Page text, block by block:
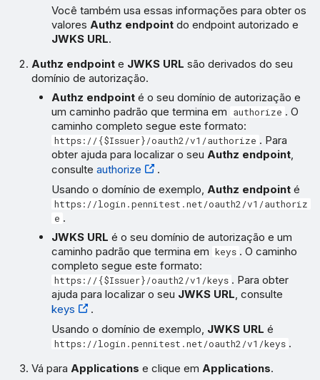
Você também usa essas informações para obter os
valores Authz endpoint do endpoint autorizado e
JWKS URL.
Authz endpoint e JWKS URL são derivados do seu
domínio de autorização.
Authz endpoint é o seu domínio de autorização e
um caminho padrão que termina em
authorize . O
caminho completo segue este formato:
https://{$Issuer}/oauth2/v1/authorize . Para
obter ajuda para localizar o seuAuthz endpoint,
consulteauthorize
.
Usando o domínio de exemplo, Authz endpoint é
https://login.pennitest.net/oauth2/v1/authoriz
e .
JWKS URL é o seu domínio de autorização e um
caminho padrão que termina em keys . O caminho
completo segue este formato:
https://{$Issuer}/oauth2/v1/keys . Para obter
ajuda para localizar o seu JWKS URL, consulte
keys
.
Usando o domínio de exemplo, JWKS URL é
https://login.pennitest.net/oauth2/v1/keys .
Vá para Applications e clique em Applications.